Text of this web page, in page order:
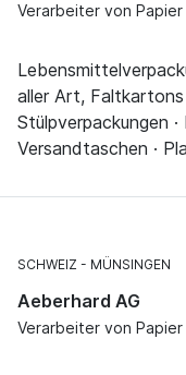
Verarbeiter von Papier
aller Art,
Stülpverpackungen
Versandtaschen ·
SCHWEIZ MÜNSINGEN
Aeberhard AG
Verarbeiter von